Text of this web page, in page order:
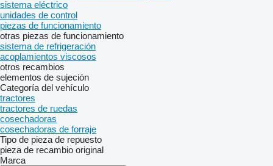
sistema eléctrico
unidades de control
piezas de funcionamiento
otras piezas de funcionamiento
sistema de refrigeración
acoplamientos viscosos
otros recambios
elementos de sujeción
Categoría del vehículo
tractores
tractores de ruedas
cosechadoras
cosechadoras de forraje
Tipo de pieza de repuesto
pieza de recambio original
Marca